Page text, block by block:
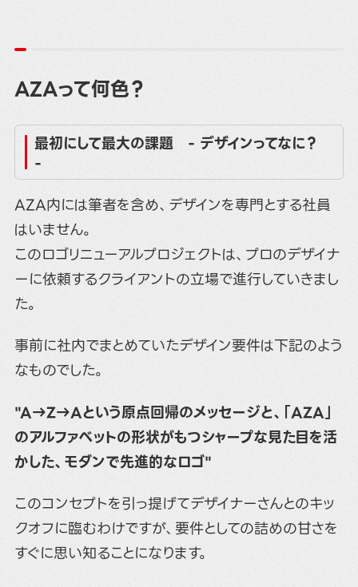
AZAって何色？
最初にして最大の課題 - デザインってなに？
-
AZA内には筆者を含め、デザインを専門とする社員
はいません。
このロゴリニューアルプロジェクトは、プロのデザイナ
ーに依頼するクライアントの立場で進行していきまし
た。
事前に社内でまとめていたデザイン要件は下記のよう
なものでした。
"A→Z→Aという原点回帰のメッセージと、「AZA」
のアルファベットの形状がもつシャープな見た目を活
かした、モダンで先進的なロゴ"
このコンセプトを引っ提げてデザイナーさんとのキッ
クオフに臨むわけですが、要件としての詰めの甘さを
すぐに思い知ることになります。